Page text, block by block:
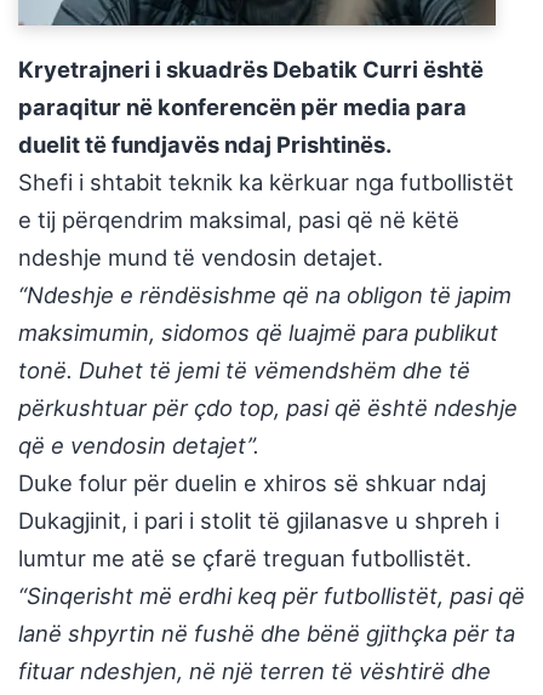
Kryetrajneri i skuadrës Debatik Curri është
paraqitur në konferencën për media para
duelit të fundjavës ndaj Prishtinës.
Shefi i shtabit teknik ka kërkuar nga futbollistët
e tij përqendrim maksimal, pasi që në këtë
ndeshje mund të vendosin detajet.
“Ndeshje e rëndësishme që na obligon të japim
maksimumin, sidomos që luajmë para publikut
tonë. Duhet të jemi të vëmendshëm dhe të
përkushtuar për çdo top, pasi që është ndeshje
që e vendosin detajet”.
Duke folur për duelin e xhiros së shkuar ndaj
Dukagjinit, i pari i stolit të gjilanasve u shpreh i
lumtur me atë se çfarë treguan futbollistët.
“Sinqerisht më erdhi keq për futbollistët, pasi që
lanë shpyrtin në fushë dhe bënë gjithçka për ta
fituar ndeshjen, në një terren të vështirë dhe